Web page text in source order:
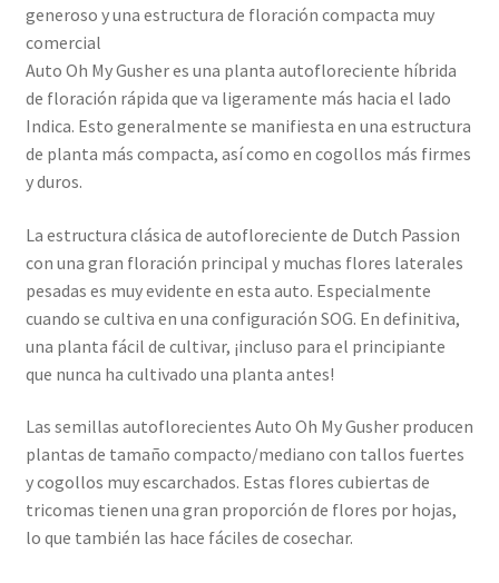
generoso y una estructura de floración compacta muy
comercial
Auto Oh My Gusher es una planta autofloreciente híbrida
de floración rápida que va ligeramente más hacia el lado
Indica. Esto generalmente se manifiesta en una estructura
de planta más compacta, así como en cogollos más firmes
y duros.
La estructura clásica de autofloreciente de Dutch Passion
con una gran floración principal y muchas flores laterales
pesadas es muy evidente en esta auto. Especialmente
cuando se cultiva en una configuración SOG. En definitiva,
una planta fácil de cultivar, ¡incluso para el principiante
que nunca ha cultivado una planta antes!
Las semillas autoflorecientes Auto Oh My Gusher producen
plantas de tamaño compacto/mediano con tallos fuertes
y cogollos muy escarchados. Estas flores cubiertas de
tricomas tienen una gran proporción de flores por hojas,
lo que también las hace fáciles de cosechar.